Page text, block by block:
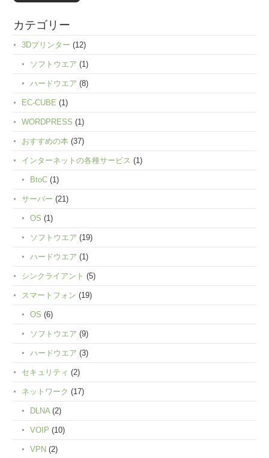
カテゴリー
3Dプリンター (12)
ソフトウエア (1)
ハードウエア (8)
EC-CUBE (1)
WORDPRESS (1)
おすすめの本 (37)
インターネットの各種サービス (1)
BtoC (1)
サーバー (21)
OS (1)
ソフトウエア (19)
ハードウエア (1)
シンクライアント (5)
スマートフォン (19)
OS (6)
ソフトウエア (9)
ハードウエア (3)
セキュリティ (2)
ネットワーク (17)
DLNA (2)
VOIP (10)
VPN (2)